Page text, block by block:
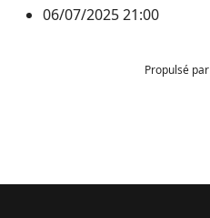
06/07/202521:00
Propulsé par